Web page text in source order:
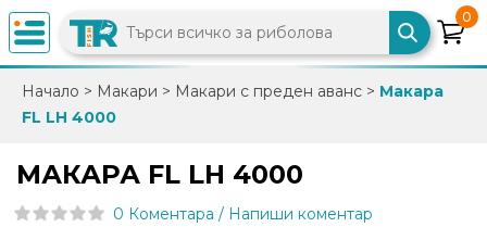
×
0882
086
0
Начало > Макари > Макари с преден аванс > Макара
FL LH 4000
МАКАРА FL LH 4000
0 Коментара / Напиши коментар